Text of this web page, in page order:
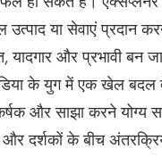
या सेवाएं प्रदान
और प्रभावी बन
के युग में एक खेल
और साझा करने योग्य
दर्शकों के बीच